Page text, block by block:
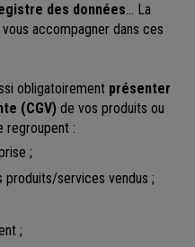
des données… La
accompagner dans ces
obligatoirement présenter
(CGV) de vos produits ou
regroupent :
;
services vendus ;
;